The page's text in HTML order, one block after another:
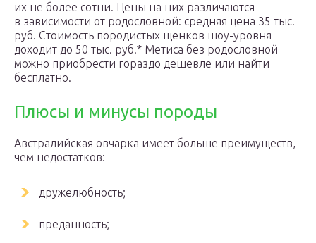
их не более сотни. Цены на них различаются
в зависимости от родословной: средняя цена 35 тыс.
руб. Стоимость породистых щенков шоу-уровня
доходит до 50 тыс. руб.* Метиса без родословной
можно приобрести гораздо дешевле или найти
бесплатно.
Плюсы и минусы породы
Австралийская овчарка имеет больше преимуществ,
чем недостатков:
дружелюбность;
преданность;